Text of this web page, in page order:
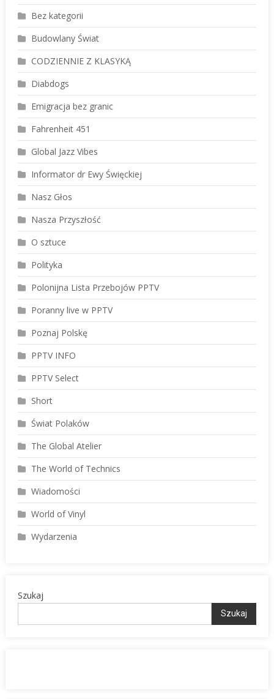
Bez kategorii
Budowlany Świat
CODZIENNIE Z KLASYKĄ
Diabdogs
Emigracja bez granic
Fahrenheit 451
Global Jazz Vibes
Informator dr Ewy Święckiej
Nasz Głos
Nasza Przyszłość
O sztuce
Polityka
Polonijna Lista Przebojów PPTV
Poranny live w PPTV
Poznaj Polskę
PPTV INFO
PPTV Select
Short
Świat Polaków
The Global Atelier
The World of Technics
Wiadomości
World of Vinyl
Wydarzenia
Szukaj
Szukaj